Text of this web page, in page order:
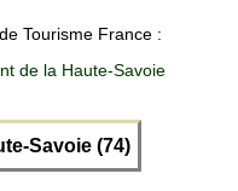
Tourisme France :
de la Haute-Savoie
Savoie (74)